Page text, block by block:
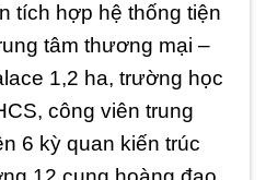
tích hợp hệ thống tiện
tâm thương mại –
1,2 ha, trường học
công viên trung
6 kỳ quan kiến trúc